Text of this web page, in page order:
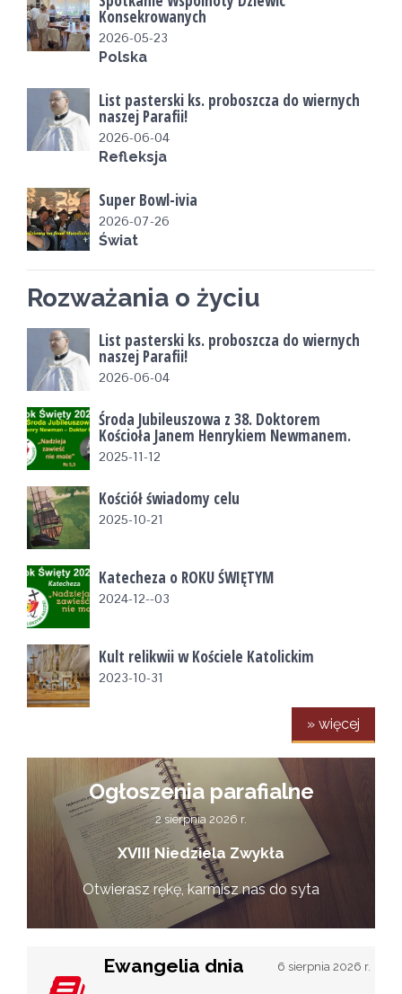
Konsekrowanych
2026-05-23
Polska
List pasterski ks. proboszcza do wiernych
naszej Parafii!
2026-06-04
Refleksja
Super Bowl-ivia
2026-07-26
Świat
Rozważania o życiu
List pasterski ks. proboszcza do wiernych
naszej Parafii!
2026-06-04
Środa Jubileuszowa z 38. Doktorem
Kościoła Janem Henrykiem Newmanem.
2025-11-12
Kościół świadomy celu
2025-10-21
Katecheza o ROKU ŚWIĘTYM
2024-12--03
Kult relikwii w Kościele Katolickim
2023-10-31
» więcej
Ogłoszenia parafialne
2 sierpnia 2026 r.
XVIII Niedziela Zwykła
Otwierasz rękę, karmisz nas do syta
Ewangelia dnia 6 sierpnia 2026 r.